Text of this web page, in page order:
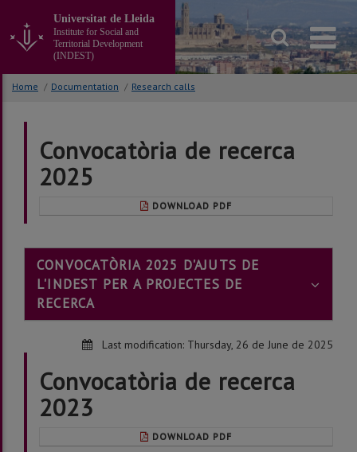
the
content
Universitat de Lleida
Institute for Social and
Territorial Development
(INDEST)
Home / Documentation / Research calls
Convocatòria de recerca
2025
DOWNLOAD PDF
CONVOCATÒRIA 2025 D'AJUTS DE
L'INDEST PER A PROJECTES DE
RECERCA
Last modification: Thursday, 26 de June de 2025
Convocatòria de recerca
2023
DOWNLOAD PDF